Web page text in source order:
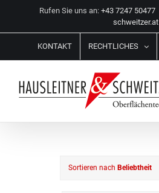
springen
Rufen Sie uns an: +43 7247 50477
schweitzer.at
KONTAKT RECHTLICHES
Sortieren nach Beliebtheit